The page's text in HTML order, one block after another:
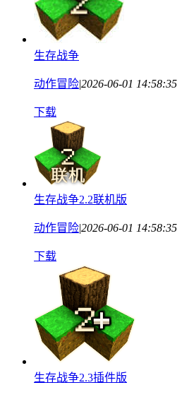
生存战争
动作冒险|2026-06-01 14:58:35
下载
生存战争2.2联机版
动作冒险|2026-06-01 14:58:35
下载
生存战争2.3插件版